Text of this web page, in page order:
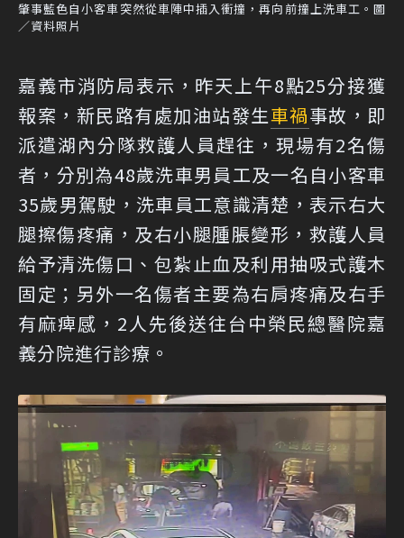
肇事藍色自小客車突然從車陣中插入衝撞，再向前撞上洗車工。圖
／資料照片
嘉義市消防局表示，昨天上午8點25分接獲
報案，新民路有處加油站發生車禍事故，即
派遣湖內分隊救護人員趕往，現場有2名傷
者，分別為48歲洗車男員工及一名自小客車
35歲男駕駛，洗車員工意識清楚，表示右大
腿擦傷疼痛，及右小腿腫脹變形，救護人員
給予清洗傷口、包紮止血及利用抽吸式護木
固定；另外一名傷者主要為右肩疼痛及右手
有麻痺感，2人先後送往台中榮民總醫院嘉
義分院進行診療。